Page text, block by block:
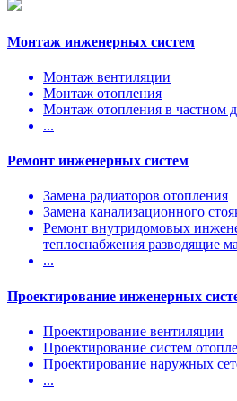
Монтаж инженерных систем
Монтаж вентиляции
Монтаж отопления
Монтаж отопления в частном
...
Ремонт инженерных систем
Замена радиаторов отопления
Замена канализационного
Ремонт внутридомовых
теплоснабжения разводящие
...
Проектирование инженерных
Проектирование вентиляции
Проектирование систем
Проектирование наружных
...